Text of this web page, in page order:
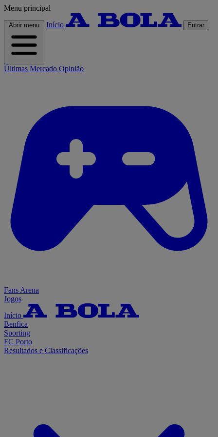
Menu principal
Abrir menu Início Entrar
Últimas Mercado Opinião
Fans Arena
Jogos
Início
Benfica
Sporting
FC Porto
Resultados e Classificações